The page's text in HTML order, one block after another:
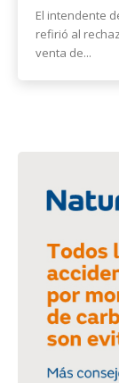
El intendente
refirió al
venta de...